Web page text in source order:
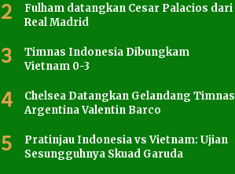
2
Fulham datangkan Cesar Palacios dari
Real Madrid
3
Timnas Indonesia Dibungkam
Vietnam 0-3
4
Chelsea Datangkan Gelandang Timnas
Argentina Valentin Barco
5
Pratinjau Indonesia vs Vietnam: Ujian
Sesungguhnya Skuad Garuda